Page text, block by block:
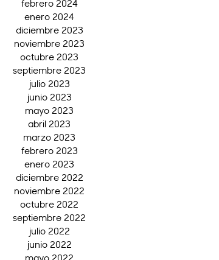
febrero 2024
enero 2024
diciembre 2023
noviembre 2023
octubre 2023
septiembre 2023
julio 2023
junio 2023
mayo 2023
abril 2023
marzo 2023
febrero 2023
enero 2023
diciembre 2022
noviembre 2022
octubre 2022
septiembre 2022
julio 2022
junio 2022
mayo 2022